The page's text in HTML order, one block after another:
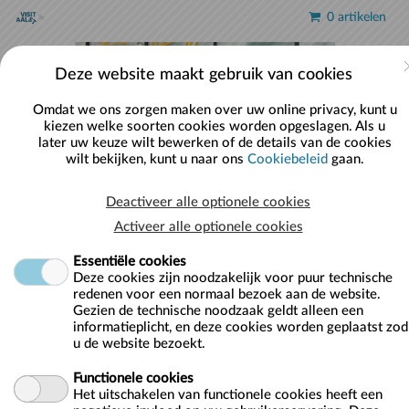
Naar hoofdinhoud
0 artikelen
Welkom op de webshop van Visit Aalst!
Na bestelling worden de artikelen PER
POST OPGESTUURD.
Bezoek onze website:www.visit-aalst.be
Informatie over onze producten:053 72
Deze website maakt gebruik van cookies
Omdat we ons zorgen maken over uw online privacy, kunt u
kiezen welke soorten cookies worden opgeslagen. Als u
later uw keuze wilt bewerken of de details van de cookies
wilt bekijken, kunt u naar ons Cookiebeleid gaan.
Deactiveer alle optionele cookies
Activeer alle optionele cookies
Essentiële cookies
Deze cookies zijn noodzakelijk voor puur technische
redenen voor een normaal bezoek aan de website.
Gezien de technische noodzaak geldt alleen een
informatieplicht, en deze cookies worden geplaatst
u de website bezoekt.
Functionele cookies
Het uitschakelen van functionele cookies heeft een